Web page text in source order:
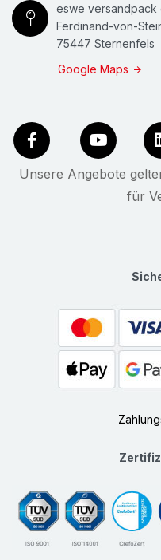
eswe versandpack
Ferdinand-von-
75447 Sternenfels
Google Maps
Unsere Angebote
für